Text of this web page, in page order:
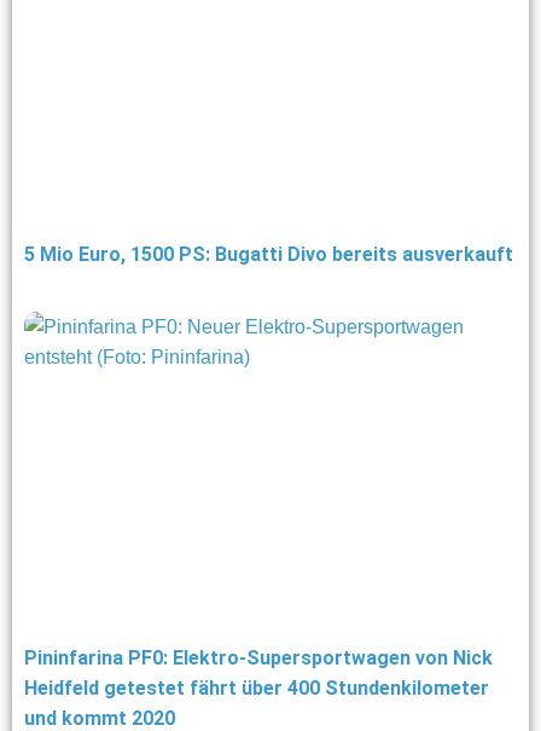
5 Mio Euro, 1500 PS: Bugatti Divo bereits ausverkauft
Pininfarina PF0: Elektro-Supersportwagen von Nick
Heidfeld getestet fährt über 400 Stundenkilometer
und kommt 2020